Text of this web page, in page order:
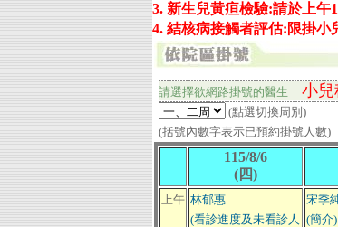
3. 新生兒黃疸檢驗:請於上午
4. 結核病接觸者評估:限掛小
請選擇欲網路掛號的醫生 小兒
(點選切換周別)
(括號內數字表示已預約掛號人數)
115/8/6
(四)
上午 林郁惠
(看診進度及未看診人
宋季
(簡介)